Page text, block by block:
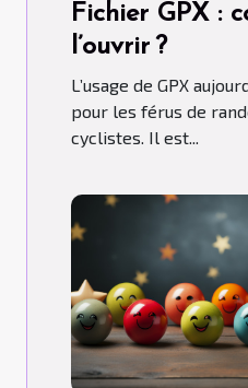
Fichier GPX :
l’ouvrir ?
L’usage de GPX
pour les férus de
cyclistes. Il est...